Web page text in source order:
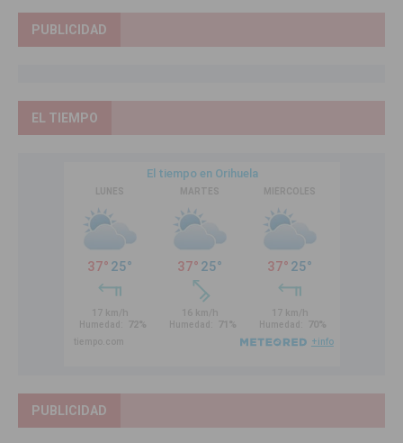
PUBLICIDAD
EL TIEMPO
PUBLICIDAD